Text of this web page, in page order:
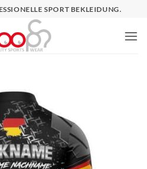
SPORT BEKLEIDUNG.